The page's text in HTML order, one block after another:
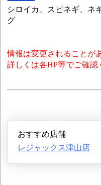
シロイカ、スピネギ、ネ
グ
情報は変更されることが
詳しくは各HP等でご確認
おすすめ店舗
レジャックス津山店